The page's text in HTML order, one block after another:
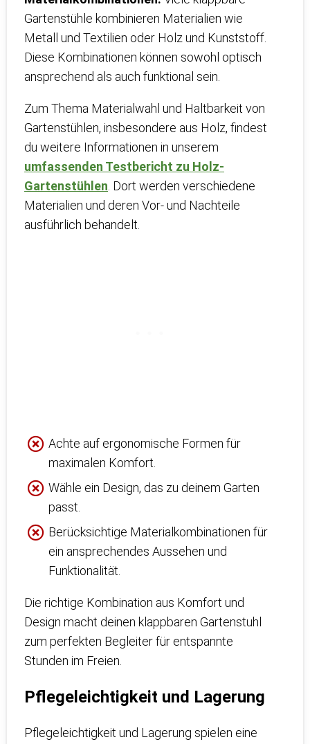
Gartenstühle kombinieren Materialien wie
Metall und Textilien oder Holz und Kunststoff.
Diese Kombinationen können sowohl optisch
ansprechend als auch funktional sein.
Zum Thema Materialwahl und Haltbarkeit von
Gartenstühlen, insbesondere aus Holz, findest
du weitere Informationen in unserem
umfassenden Testbericht zu Holz-
Gartenstühlen . Dort werden verschiedene
Materialien und deren Vor- und Nachteile
ausführlich behandelt.
Achte auf ergonomische Formen für
maximalen Komfort.
Wähle ein Design, das zu deinem Garten
passt.
Berücksichtige Materialkombinationen für
ein ansprechendes Aussehen und
Funktionalität.
Die richtige Kombination aus Komfort und
Design macht deinen klappbaren Gartenstuhl
zum perfekten Begleiter für entspannte
Stunden im Freien.
Pflegeleichtigkeit und Lagerung
Pflegeleichtigkeit und Lagerung spielen eine